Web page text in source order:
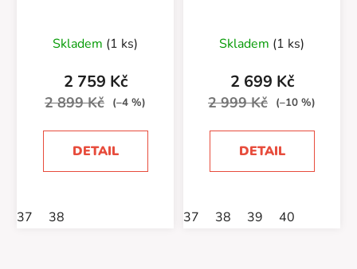
Skladem (1 ks)
2 759 Kč
2 899 Kč (–4 %)
DETAIL
37 38
Skladem (1 ks)
2 699 Kč
2 999 Kč (–10 %)
DETAIL
37 38 39 40